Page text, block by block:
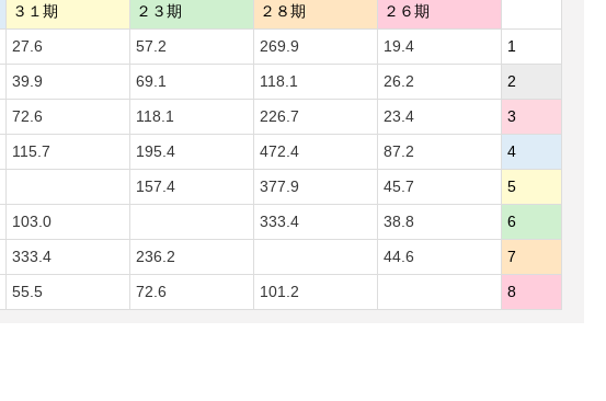
３１期
２３期
２８期
２６期
27.6 57.2 269.9 19.4
1
39.9 69.1 118.1 26.2
2
72.6 118.1 226.7 23.4
3
115.7 195.4 472.4 87.2
4
157.4 377.9 45.7
5
103.0 333.4 38.8
6
333.4 236.2 44.6
7
55.5 72.6 101.2 8